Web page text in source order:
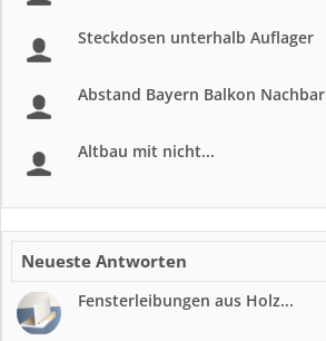
Steckdosen unterhalb Auflager
Abstand Bayern Balkon Nachbar
Altbau mit nicht...
Neueste Antworten
Fensterleibungen aus Holz...